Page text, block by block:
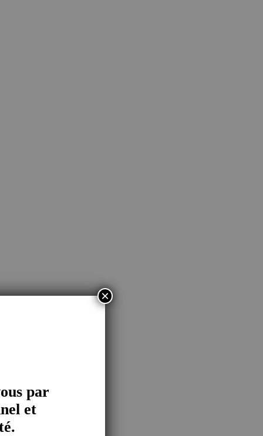
par
et
×